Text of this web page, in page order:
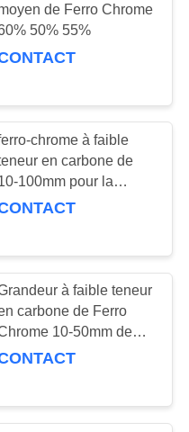
21
fer
38
de Ferro Chrome
50% 55%
chrome à faible
en carbone de
100mm pour la
de bâti de
à faible teneur
carbone de Ferro
10-50mm de
de Fecr